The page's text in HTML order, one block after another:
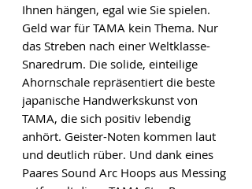
Ihnen hängen, egal wie Sie spielen.
Geld war für TAMA kein Thema. Nur
das Streben nach einer Weltklasse-
Snaredrum. Die solide, einteilige
Ahornschale repräsentiert die beste
japanische Handwerkskunst von
TAMA, die sich positiv lebendig
anhört. Geister-Noten kommen laut
und deutlich rüber. Und dank eines
Paares Sound Arc Hoops aus Messing